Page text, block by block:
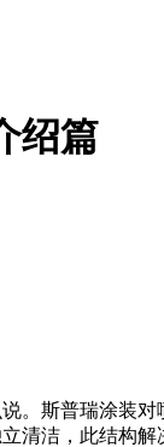
绍篇
。斯普瑞涂装
清洁，此结构